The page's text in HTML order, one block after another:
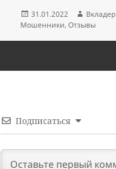
Опубликовано
31.01.2022 Автор
Вкладер
Мошенники,Отзывы
Подписаться